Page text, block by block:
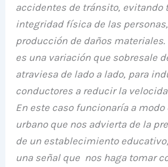
accidentes de tránsito, evitando
integridad física de las
producción de daños
es una variación que sobresale
atraviesa de lado a lado, para
conductores a reducir la
En este caso funcionaría a
urbano que nos advierta de la
de un establecimiento
una señal que nos haga tomar